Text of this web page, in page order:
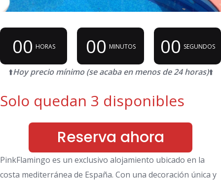
00 HORAS 00 MINUTOS 00 SEGUNDOS
⬆️Hoy precio mínimo (se acaba en menos de 24 horas)⬆️
Solo quedan 3 disponibles
Reserva ahora
PinkFlamingo es un exclusivo alojamiento ubicado en la
costa mediterránea de España. Con una decoración única y